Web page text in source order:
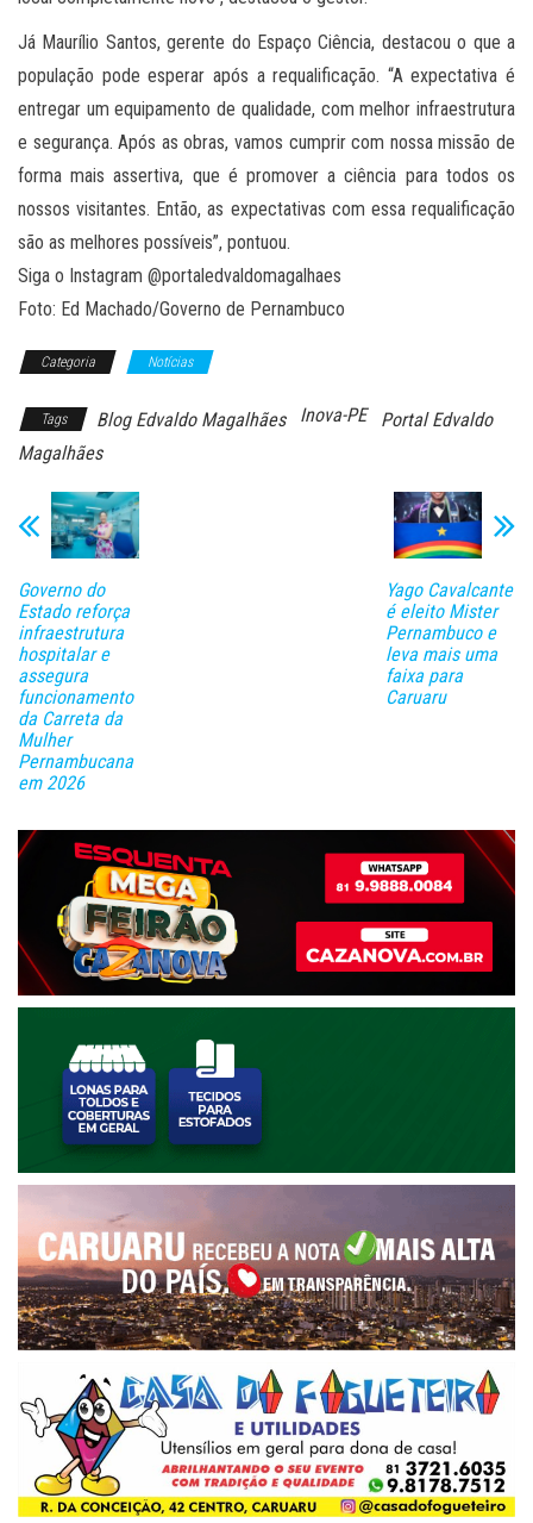
Já Maurílio Santos, gerente do Espaço Ciência, destacou o que a
população pode esperar após a requalificação. “A expectativa é
entregar um equipamento de qualidade, com melhor infraestrutura
e segurança. Após as obras, vamos cumprir com nossa missão de
forma mais assertiva, que é promover a ciência para todos os
nossos visitantes. Então, as expectativas com essa requalificação
são as melhores possíveis”, pontuou.
Siga o Instagram @portaledvaldomagalhaes
Foto: Ed Machado/Governo de Pernambuco
Categoria Notícias
Tags Blog Edvaldo Magalhães Inova-PE
Portal Edvaldo
Magalhães
Governo do
Estado reforça
infraestrutura
hospitalar e
assegura
funcionamento
da Carreta da
Mulher
Pernambucana
em 2026
Yago Cavalcante
é eleito Mister
Pernambuco e
leva mais uma
faixa para
Caruaru